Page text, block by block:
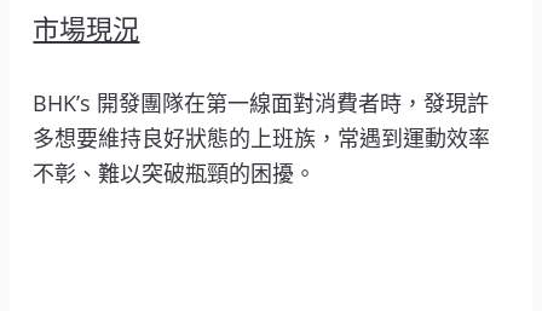
市場現況
BHK’s 開發團隊在第一線面對消費者時，發現許
多想要維持良好狀態的上班族，常遇到運動效率
不彰、難以突破瓶頸的困擾。